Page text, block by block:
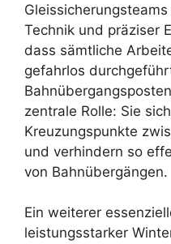
Technik und präziser
dass sämtliche
gefahrlos
zentrale Rolle: Sie
Kreuzungspunkte
und verhindern so
von Bahnübergängen.
Ein weiterer
leistungsstarker